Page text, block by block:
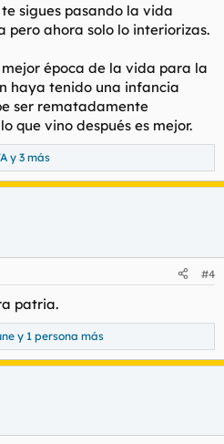
sigues pasando la vida
pero ahora solo lo interiorizas.
época de la vida para la
haya tenido una infancia
ser rematadamente
que vino después es mejor.
y 3 más
#4
patria.
y 1 persona más